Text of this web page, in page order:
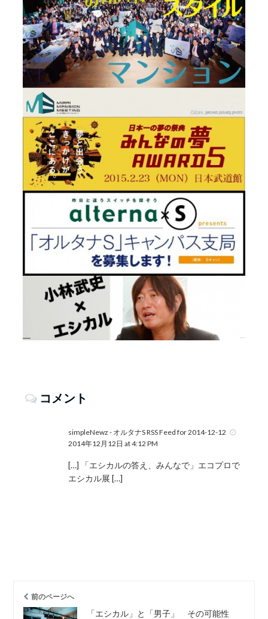
コメント
simpleNewz - オルタナS RSS Feed for 2014-12-12
2014年12月12日 at 4:12 PM
[…] 「エシカルの答え、みんなで」エコプロで
エシカル展 […]
前のページへ
「エシカル」と「男子」 その可能性